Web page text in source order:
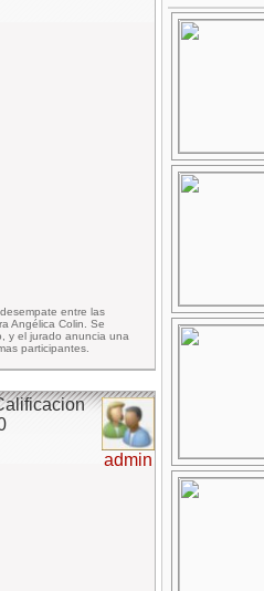
entre las
Angélica Colin. Se
y el jurado anuncia una
participantes.
admin